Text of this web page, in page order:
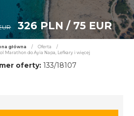
326 PLN / 75 EUR
główna / Oferta
/
Marathon do Ayia Napa, Lefkary i więcej
oferty:133/18107